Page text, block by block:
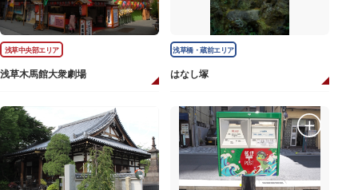
浅草中央部エリア
浅草木馬館大衆劇場
浅草橋・蔵前エリア
はなし塚